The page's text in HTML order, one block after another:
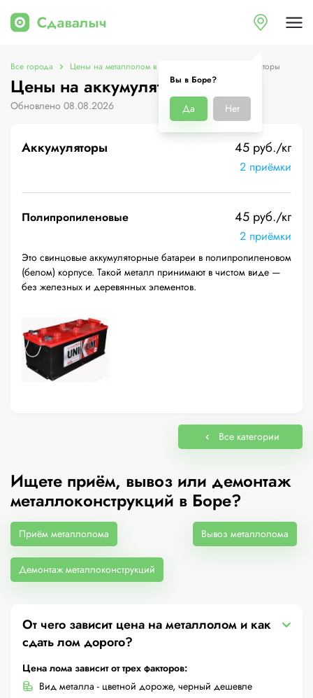
Вы в Боре?
Да Нет
Все города Цены на металлолом в Боре Цены на аккумуляторы
Цены на аккумуляторы в Боре
Обновлено 08.08.2026
Аккумуляторы 45 руб./кг
2 приёмки
Полипропиленовые 45 руб./кг
2 приёмки
Это свинцовые аккумуляторные батареи в полипропиленовом
(белом) корпусе. Такой металл принимают в чистом виде —
без железных и деревянных элементов.
Все категории
Ищете приём, вывоз или демонтаж
металлоконструкций в Боре?
Приём металлолома Вывоз металлолома
Демонтаж металлоконструкций
От чего зависит цена на металлолом и как
сдать лом дорого?
Цена лома зависит от трех факторов:
Вид металла - цветной дороже, черный дешевле